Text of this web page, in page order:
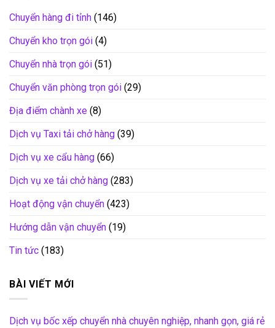
Chuyển hàng đi tỉnh (146)
Chuyển kho trọn gói (4)
Chuyển nhà trọn gói (51)
Chuyển văn phòng trọn gói (29)
Địa điểm chành xe (8)
Dịch vụ Taxi tải chở hàng (39)
Dịch vụ xe cẩu hàng (66)
Dịch vụ xe tải chở hàng (283)
Hoạt động vận chuyển (423)
Hướng dẫn vận chuyển (19)
Tin tức (183)
BÀI VIẾT MỚI
Dịch vụ bốc xếp chuyển nhà chuyên nghiệp, nhanh gọn, giá rẻ